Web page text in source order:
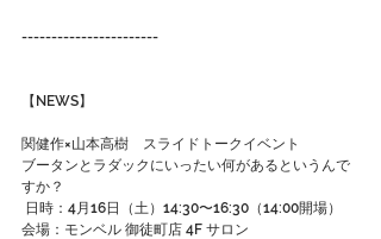
-----------------------
【NEWS】
関健作×山本高樹　スライドトークイベント
ブータンとラダックにいったい何があるというんで
すか？
日時：4月16日（土）14:30〜16:30（14:00開場）
会場：モンベル 御徒町店 4F サロン